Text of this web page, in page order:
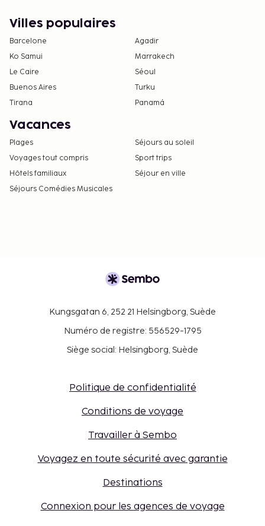
Villes populaires
Barcelone
Agadir
Ko Samui
Marrakech
Le Caire
Séoul
Buenos Aires
Turku
Tirana
Panamá
Vacances
Plages
Séjours au soleil
Voyages tout compris
Sport trips
Hôtels familiaux
Séjour en ville
Séjours Comédies Musicales
Kungsgatan 6, 252 21 Helsingborg, Suède
Numéro de registre: 556529-1795
Siège social: Helsingborg, Suède
Politique de confidentialité
Conditions de voyage
Travailler à Sembo
Voyagez en toute sécurité avec garantie
Destinations
Connexion pour les agences de voyage